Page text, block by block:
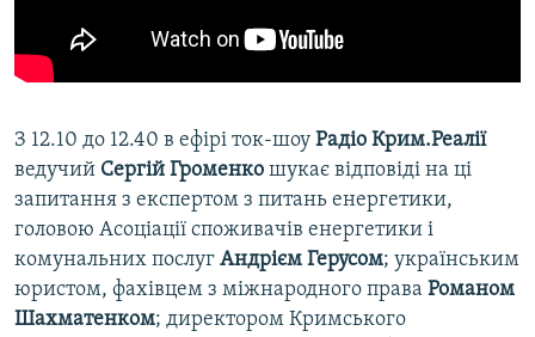
З 12.10 до 12.40 в ефірі ток-шоу Радіо Крим.Реалії
ведучий Сергій Громенко шукає відповіді на ці
запитання з експертом з питань енергетики,
головою Асоціації споживачів енергетики і
комунальних послуг Андрієм Герусом; українським
юристом, фахівцем з міжнародного права Романом
Шахматенком; директором Кримського